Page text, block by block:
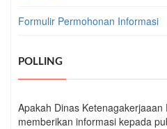
Formulir Permohonan Informasi
POLLING
Apakah Dinas
memberikan informasi kepada